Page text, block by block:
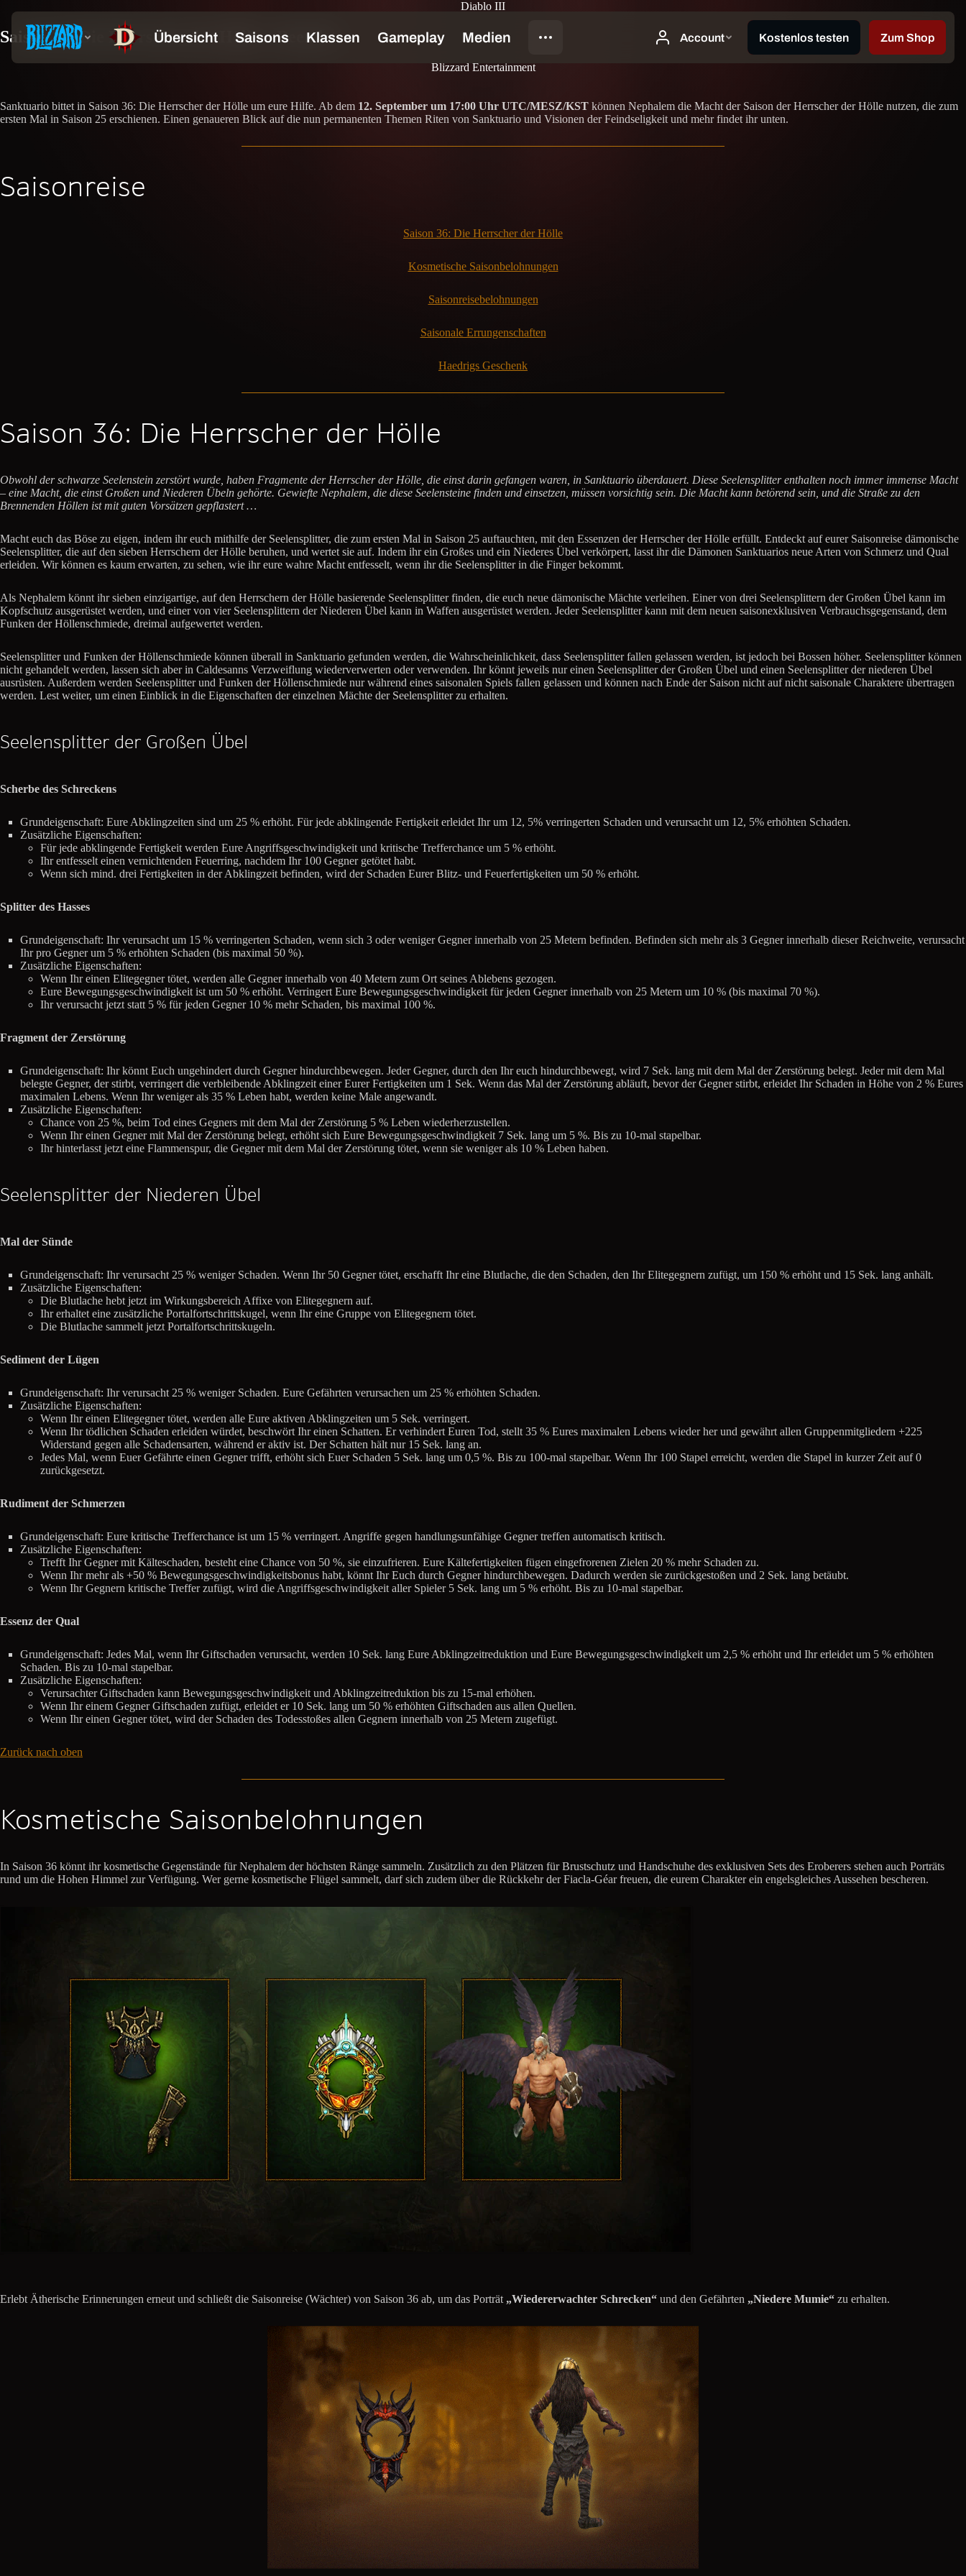
Diablo III
Saison 36: Die Herrscher der Hölle – Beendet
Blizzard Entertainment
Sanktuario bittet in Saison 36: Die Herrscher der Hölle um eure Hilfe. Ab dem 12. September um 17:00 Uhr UTC/MESZ/KST können Nephalem die Macht der Saison der Herrscher der Hölle nutzen, die zum
ersten Mal in Saison 25 erschienen. Einen genaueren Blick auf die nun permanenten Themen Riten von Sanktuario und Visionen der Feindseligkeit und mehr findet ihr unten.
Saisonreise
Saison 36: Die Herrscher der Hölle
Kosmetische Saisonbelohnungen
Saisonreisebelohnungen
Saisonale Errungenschaften
Haedrigs Geschenk
Saison 36: Die Herrscher der Hölle
Obwohl der schwarze Seelenstein zerstört wurde, haben Fragmente der Herrscher der Hölle, die einst darin gefangen waren, in Sanktuario überdauert. Diese Seelensplitter enthalten noch immer immense Macht
– eine Macht, die einst Großen und Niederen Übeln gehörte. Gewiefte Nephalem, die diese Seelensteine finden und einsetzen, müssen vorsichtig sein. Die Macht kann betörend sein, und die Straße zu den
Brennenden Höllen ist mit guten Vorsätzen gepflastert …
Macht euch das Böse zu eigen, indem ihr euch mithilfe der Seelensplitter, die zum ersten Mal in Saison 25 auftauchten, mit den Essenzen der Herrscher der Hölle erfüllt. Entdeckt auf eurer Saisonreise dämonische
Seelensplitter, die auf den sieben Herrschern der Hölle beruhen, und wertet sie auf. Indem ihr ein Großes und ein Niederes Übel verkörpert, lasst ihr die Dämonen Sanktuarios neue Arten von Schmerz und Qual
erleiden. Wir können es kaum erwarten, zu sehen, wie ihr eure wahre Macht entfesselt, wenn ihr die Seelensplitter in die Finger bekommt.
Als Nephalem könnt ihr sieben einzigartige, auf den Herrschern der Hölle basierende Seelensplitter finden, die euch neue dämonische Mächte verleihen. Einer von drei Seelensplittern der Großen Übel kann im
Kopfschutz ausgerüstet werden, und einer von vier Seelensplittern der Niederen Übel kann in Waffen ausgerüstet werden. Jeder Seelensplitter kann mit dem neuen saisonexklusiven Verbrauchsgegenstand, dem
Funken der Höllenschmiede, dreimal aufgewertet werden.
Seelensplitter und Funken der Höllenschmiede können überall in Sanktuario gefunden werden, die Wahrscheinlichkeit, dass Seelensplitter fallen gelassen werden, ist jedoch bei Bossen höher. Seelensplitter können
nicht gehandelt werden, lassen sich aber in Caldesanns Verzweiflung wiederverwerten oder verwenden. Ihr könnt jeweils nur einen Seelensplitter der Großen Übel und einen Seelensplitter der niederen Übel
ausrüsten. Außerdem werden Seelensplitter und Funken der Höllenschmiede nur während eines saisonalen Spiels fallen gelassen und können nach Ende der Saison nicht auf nicht saisonale Charaktere übertragen
werden. Lest weiter, um einen Einblick in die Eigenschaften der einzelnen Mächte der Seelensplitter zu erhalten.
Seelensplitter der Großen Übel
Scherbe des Schreckens
Grundeigenschaft: Eure Abklingzeiten sind um 25 % erhöht. Für jede abklingende Fertigkeit erleidet Ihr um 12, 5% verringerten Schaden und verursacht um 12, 5% erhöhten Schaden.
Zusätzliche Eigenschaften:
Für jede abklingende Fertigkeit werden Eure Angriffsgeschwindigkeit und kritische Trefferchance um 5 % erhöht.
Ihr entfesselt einen vernichtenden Feuerring, nachdem Ihr 100 Gegner getötet habt.
Wenn sich mind. drei Fertigkeiten in der Abklingzeit befinden, wird der Schaden Eurer Blitz- und Feuerfertigkeiten um 50 % erhöht.
Splitter des Hasses
Grundeigenschaft: Ihr verursacht um 15 % verringerten Schaden, wenn sich 3 oder weniger Gegner innerhalb von 25 Metern befinden. Befinden sich mehr als 3 Gegner innerhalb dieser Reichweite, verursacht
Ihr pro Gegner um 5 % erhöhten Schaden (bis maximal 50 %).
Zusätzliche Eigenschaften:
Wenn Ihr einen Elitegegner tötet, werden alle Gegner innerhalb von 40 Metern zum Ort seines Ablebens gezogen.
Eure Bewegungsgeschwindigkeit ist um 50 % erhöht. Verringert Eure Bewegungsgeschwindigkeit für jeden Gegner innerhalb von 25 Metern um 10 % (bis maximal 70 %).
Ihr verursacht jetzt statt 5 % für jeden Gegner 10 % mehr Schaden, bis maximal 100 %.
Fragment der Zerstörung
Grundeigenschaft: Ihr könnt Euch ungehindert durch Gegner hindurchbewegen. Jeder Gegner, durch den Ihr euch hindurchbewegt, wird 7 Sek. lang mit dem Mal der Zerstörung belegt. Jeder mit dem Mal
belegte Gegner, der stirbt, verringert die verbleibende Abklingzeit einer Eurer Fertigkeiten um 1 Sek. Wenn das Mal der Zerstörung abläuft, bevor der Gegner stirbt, erleidet Ihr Schaden in Höhe von 2 % Eures
maximalen Lebens. Wenn Ihr weniger als 35 % Leben habt, werden keine Male angewandt.
Zusätzliche Eigenschaften:
Chance von 25 %, beim Tod eines Gegners mit dem Mal der Zerstörung 5 % Leben wiederherzustellen.
Wenn Ihr einen Gegner mit Mal der Zerstörung belegt, erhöht sich Eure Bewegungsgeschwindigkeit 7 Sek. lang um 5 %. Bis zu 10-mal stapelbar.
Ihr hinterlasst jetzt eine Flammenspur, die Gegner mit dem Mal der Zerstörung tötet, wenn sie weniger als 10 % Leben haben.
Seelensplitter der Niederen Übel
Mal der Sünde
Grundeigenschaft: Ihr verursacht 25 % weniger Schaden. Wenn Ihr 50 Gegner tötet, erschafft Ihr eine Blutlache, die den Schaden, den Ihr Elitegegnern zufügt, um 150 % erhöht und 15 Sek. lang anhält.
Zusätzliche Eigenschaften:
Die Blutlache hebt jetzt im Wirkungsbereich Affixe von Elitegegnern auf.
Ihr erhaltet eine zusätzliche Portalfortschrittskugel, wenn Ihr eine Gruppe von Elitegegnern tötet.
Die Blutlache sammelt jetzt Portalfortschrittskugeln.
Sediment der Lügen
Grundeigenschaft: Ihr verursacht 25 % weniger Schaden. Eure Gefährten verursachen um 25 % erhöhten Schaden.
Zusätzliche Eigenschaften:
Wenn Ihr einen Elitegegner tötet, werden alle Eure aktiven Abklingzeiten um 5 Sek. verringert.
Wenn Ihr tödlichen Schaden erleiden würdet, beschwört Ihr einen Schatten. Er verhindert Euren Tod, stellt 35 % Eures maximalen Lebens wieder her und gewährt allen Gruppenmitgliedern +225
Widerstand gegen alle Schadensarten, während er aktiv ist. Der Schatten hält nur 15 Sek. lang an.
Jedes Mal, wenn Euer Gefährte einen Gegner trifft, erhöht sich Euer Schaden 5 Sek. lang um 0,5 %. Bis zu 100-mal stapelbar. Wenn Ihr 100 Stapel erreicht, werden die Stapel in kurzer Zeit auf 0
zurückgesetzt.
Rudiment der Schmerzen
Grundeigenschaft: Eure kritische Trefferchance ist um 15 % verringert. Angriffe gegen handlungsunfähige Gegner treffen automatisch kritisch.
Zusätzliche Eigenschaften:
Trefft Ihr Gegner mit Kälteschaden, besteht eine Chance von 50 %, sie einzufrieren. Eure Kältefertigkeiten fügen eingefrorenen Zielen 20 % mehr Schaden zu.
Wenn Ihr mehr als +50 % Bewegungsgeschwindigkeitsbonus habt, könnt Ihr Euch durch Gegner hindurchbewegen. Dadurch werden sie zurückgestoßen und 2 Sek. lang betäubt.
Wenn Ihr Gegnern kritische Treffer zufügt, wird die Angriffsgeschwindigkeit aller Spieler 5 Sek. lang um 5 % erhöht. Bis zu 10-mal stapelbar.
Essenz der Qual
Grundeigenschaft: Jedes Mal, wenn Ihr Giftschaden verursacht, werden 10 Sek. lang Eure Abklingzeitreduktion und Eure Bewegungsgeschwindigkeit um 2,5 % erhöht und Ihr erleidet um 5 % erhöhten
Schaden. Bis zu 10-mal stapelbar.
Zusätzliche Eigenschaften:
Verursachter Giftschaden kann Bewegungsgeschwindigkeit und Abklingzeitreduktion bis zu 15-mal erhöhen.
Wenn Ihr einem Gegner Giftschaden zufügt, erleidet er 10 Sek. lang um 50 % erhöhten Giftschaden aus allen Quellen.
Wenn Ihr einen Gegner tötet, wird der Schaden des Todesstoßes allen Gegnern innerhalb von 25 Metern zugefügt.
Zurück nach oben
Kosmetische Saisonbelohnungen
In Saison 36 könnt ihr kosmetische Gegenstände für Nephalem der höchsten Ränge sammeln. Zusätzlich zu den Plätzen für Brustschutz und Handschuhe des exklusiven Sets des Eroberers stehen auch Porträts
rund um die Hohen Himmel zur Verfügung. Wer gerne kosmetische Flügel sammelt, darf sich zudem über die Rückkehr der Fiacla-Géar freuen, die eurem Charakter ein engelsgleiches Aussehen bescheren.
Erlebt Ätherische Erinnerungen erneut und schließt die Saisonreise (Wächter) von Saison 36 ab, um das Porträt „Wiedererwachter Schrecken“ und den Gefährten „Niedere Mumie“ zu erhalten.